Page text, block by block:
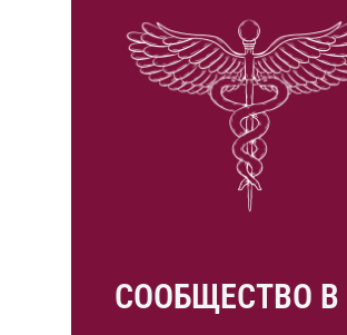
СООБЩЕСТВО В